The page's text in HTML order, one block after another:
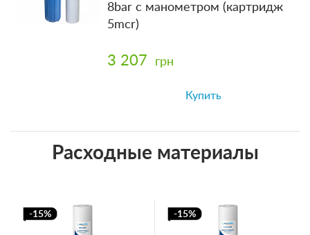
8bar с манометром (картридж
5mcr)
3 207 грн
Купить
Расходные материалы
-15% -15%